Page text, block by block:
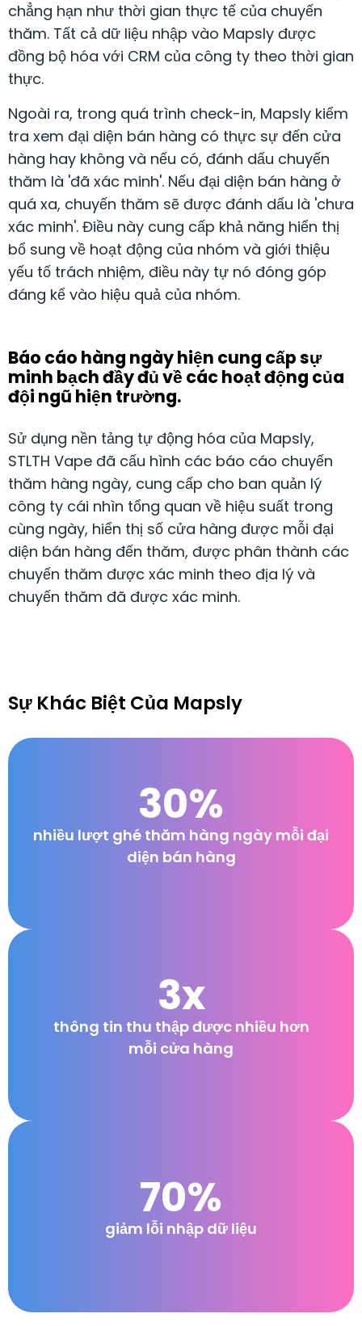
chẳng hạn như thời gian thực tế của chuyến
thăm. Tất cả dữ liệu nhập vào Mapsly được
đồng bộ hóa với CRM của công ty theo thời gian
thực.
Ngoài ra, trong quá trình check-in, Mapsly kiểm
tra xem đại diện bán hàng có thực sự đến cửa
hàng hay không và nếu có, đánh dấu chuyến
thăm là 'đã xác minh'. Nếu đại diện bán hàng ở
quá xa, chuyến thăm sẽ được đánh dấu là 'chưa
xác minh'. Điều này cung cấp khả năng hiển thị
bổ sung về hoạt động của nhóm và giới thiệu
yếu tố trách nhiệm, điều này tự nó đóng góp
đáng kể vào hiệu quả của nhóm.
Báo cáo hàng ngày hiện cung cấp sự
minh bạch đầy đủ về các hoạt động của
đội ngũ hiện trường.
Sử dụng nền tảng tự động hóa của Mapsly,
STLTH Vape đã cấu hình các báo cáo chuyến
thăm hàng ngày, cung cấp cho ban quản lý
công ty cái nhìn tổng quan về hiệu suất trong
cùng ngày, hiển thị số cửa hàng được mỗi đại
diện bán hàng đến thăm, được phân thành các
chuyến thăm được xác minh theo địa lý và
chuyến thăm đã được xác minh.
Sự Khác Biệt Của Mapsly
30%
nhiều lượt ghé thăm hàng ngày mỗi đại
diện bán hàng
3x
thông tin thu thập được nhiều hơn
mỗi cửa hàng
70%
giảm lỗi nhập dữ liệu